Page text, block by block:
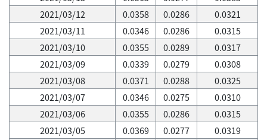
2021/03/12
0.0358 0.0286
0.0321
2021/03/11
0.0346 0.0286
0.0315
2021/03/10
0.0355 0.0289
0.0317
2021/03/09
0.0339 0.0279
0.0308
2021/03/08
0.0371 0.0288
0.0325
2021/03/07
0.0346 0.0275
0.0310
2021/03/06
0.0355 0.0286
0.0315
2021/03/05
0.0369 0.0277
0.0319